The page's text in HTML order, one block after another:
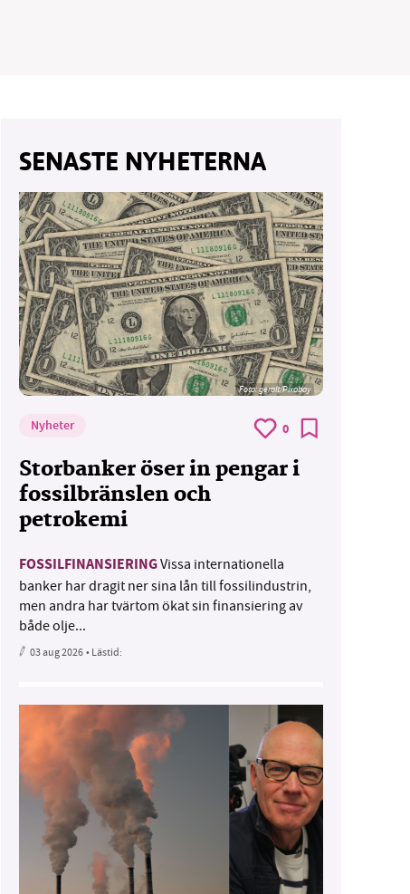
SENASTE NYHETERNA
Foto:geralt/Pixabay
Nyheter 0
Storbanker öser in pengar i
fossilbränslen och
petrokemi
FOSSILFINANSIERINGVissa internationella
banker har dragit ner sina lån till fossilindustrin,
men andra har tvärtom ökat sin finansiering av
både olje...
03 aug 2026• Lästid:
–